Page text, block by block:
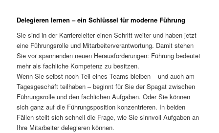
Delegieren lernen – ein Schlüssel für moderne Führung
Sie sind in der Karriereleiter einen Schritt weiter und haben jetzt
eine Führungsrolle und Mitarbeiterverantwortung. Damit stehen
Sie vor spannenden neuen Herausforderungen: Führung bedeutet
mehr als fachliche Kompetenz zu besitzen.
Wenn Sie selbst noch Teil eines Teams bleiben – und auch am
Tagesgeschäft teilhaben – beginnt für Sie der Spagat zwischen
Führungsrolle und den fachlichen Aufgaben. Oder Sie können
sich ganz auf die Führungsposition konzentrieren. In beiden
Fällen stellt sich schnell die Frage, wie Sie sinnvoll Aufgaben an
Ihre Mitarbeiter delegieren können.